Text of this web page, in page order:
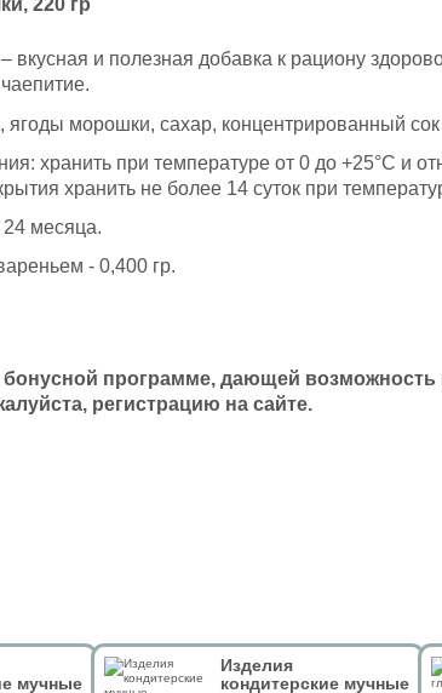
220 гр
вкусная и полезная добавка к рациону
ягоды морошки, сахар, концентрированный
хранить при температуре от 0 до +25°С и
хранить не более 14 суток при
24 месяца.
- 0,400 гр.
бонусной программе, дающей возможность
регистрацию на сайте.
мучные
Изделия
кондитерские мучные